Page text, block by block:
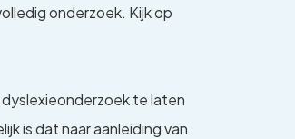
onderzoek. Kijk op
te laten
is dat naar aanleiding van